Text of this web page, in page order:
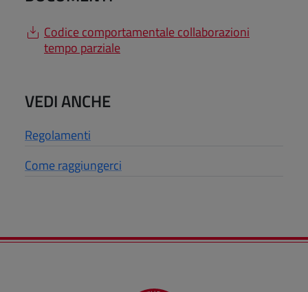
Codice comportamentale collaborazioni
tempo parziale
VEDI ANCHE
Regolamenti
Come raggiungerci